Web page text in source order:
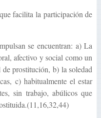
facilita la participación de
se encuentran: a) La
afectivo y social como un
prostitución, b) la soledad
c) habitualmente el estar
sin trabajo, abúlicos que